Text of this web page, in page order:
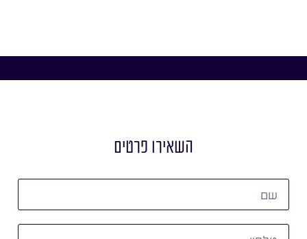
השאירו פרטים